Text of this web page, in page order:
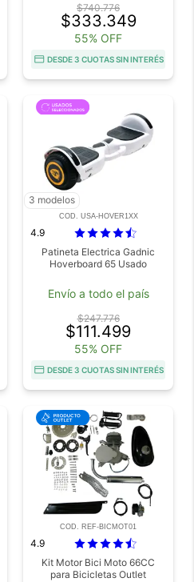
$740.776
$333.349
55% OFF
DESDE 3 CUOTAS SIN INTERÉS
3 modelos
COD. USA-HOVER1XX
4.9
Patineta Electrica Gadnic
Hoverboard 65 Usado
Envío a todo el país
$247.776
$111.499
55% OFF
DESDE 3 CUOTAS SIN INTERÉS
COD. REF-BICMOT01
4.9
Kit Motor Bici Moto 66CC
para Bicicletas Outlet